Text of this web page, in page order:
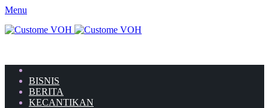
Menu
BISNIS
BERITA
KECANTIKAN